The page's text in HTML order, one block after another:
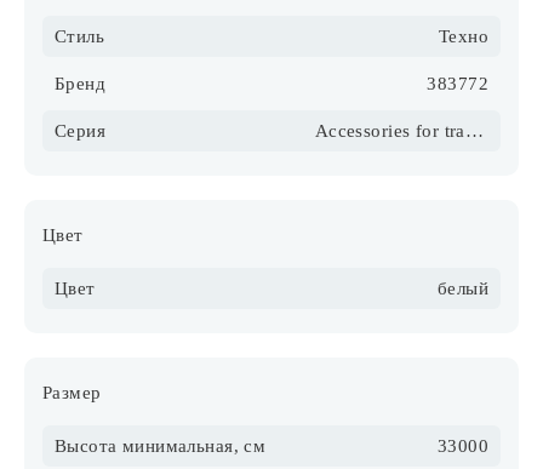
Стиль Техно
Бренд 383772
Серия Accessories for tracks Trinity
Цвет
Цвет белый
Размер
Высота минимальная, см 33000